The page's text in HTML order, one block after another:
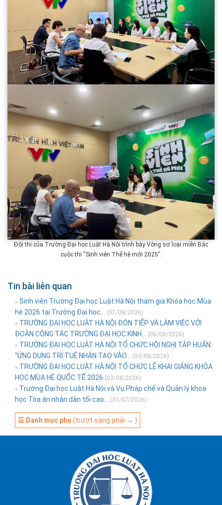
Đội thi của Trường Đại học Luật Hà Nội trình bày Vòng sơ loại miền Bắc
cuộc thi “Sinh viên Thế hệ mới 2025”.
Tin bài liên quan
» Sinh viên Trường Đại học Luật Hà Nội tham gia Khóa học Mùa
hè 2026 tại Trường Đại học... (07/08/2026)
» TRƯỜNG ĐẠI HỌC LUẬT HÀ NỘI ĐÓN TIẾP VÀ LÀM VIỆC VỚI
ĐOÀN CÔNG TÁC TRƯỜNG ĐẠI HỌC KINH... (06/08/2026)
» TRƯỜNG ĐẠI HỌC LUẬT HÀ NỘI TỔ CHỨC HỘI NGHỊ TẬP HUẤN:
“ỨNG DỤNG TRÍ TUỆ NHÂN TẠO VÀO... (03/08/2026)
» TRƯỜNG ĐẠI HỌC LUẬT HÀ NỘI TỔ CHỨC LỄ KHAI GIẢNG KHÓA
HỌC MÙA HÈ QUỐC TẾ 2026 (03/08/2026)
» Trường Đại học Luật Hà Nội và Vụ Pháp chế và Quản lý khoa
học Tòa án nhân dân tối cao... (31/07/2026)
☰ Danh mục phụ (trượt sang phải → )